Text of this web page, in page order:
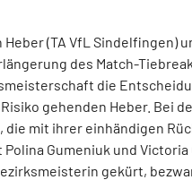
Heber (TA VfL Sindelfingen)
des Match-
die
gehenden Heber. Bei
die mit ihrer einhändigen
Polina Gumeniuk und
gekürt,